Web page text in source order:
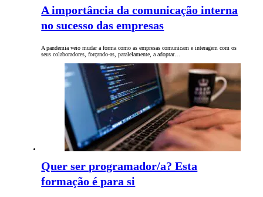
A importância da comunicação interna
no sucesso das empresas
A pandemia veio mudar a forma como as empresas comunicam e interagem com os
seus colaboradores, forçando-as, paralelamente, a adoptar…
Quer ser programador/a? Esta
formação é para si